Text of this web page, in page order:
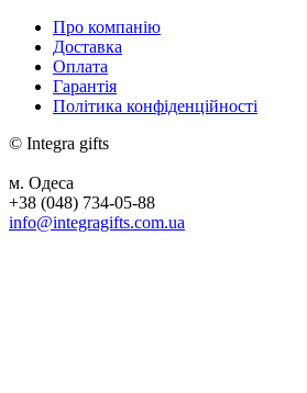
Про компанію
Доставка
Оплата
Гарантія
Політика конфіденційності
© Integra gifts
м. Одеса
+38 (048) 734-05-88
info@integragifts.com.ua